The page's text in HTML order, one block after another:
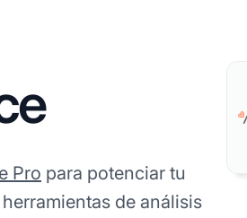
Pro para potenciar tu
de análisis